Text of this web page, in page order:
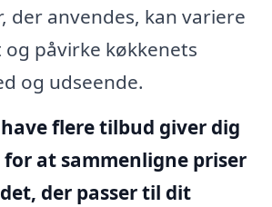
der anvendes, kan variere
påvirke køkkenets
og udseende.
flere tilbud giver dig
at sammenligne priser
der passer til dit